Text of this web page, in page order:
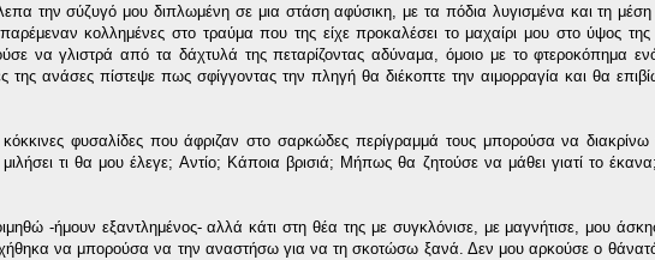
την σύζυγό μου διπλωμένη σε μια στάση αφύσικη, με τα πόδια λυγισμένα και τη μέση
κολλημένες στο τραύμα που της είχε προκαλέσει το μαχαίρι μου στο ύψος της
να γλιστρά από τα δάχτυλά της πεταρίζοντας αδύναμα, όμοιο με το φτεροκόπημα
της ανάσες πίστεψε πως σφίγγοντας την πληγή θα διέκοπτε την αιμορραγία και θα
φυσαλίδες που άφριζαν στο σαρκώδες περίγραμμά τουςμπορούσα να διακρίνω
τι θα μου έλεγε; Αντίο; Κάποια βρισιά; Μήπως θα ζητούσε να μάθει γιατί το
-ήμουν εξαντλημένος- αλλά κάτι στη θέα της με συγκλόνισε, με μαγνήτισε, μου
να μπορούσα να την αναστήσω για να τη σκοτώσω ξανά. Δεν μου αρκούσε ο